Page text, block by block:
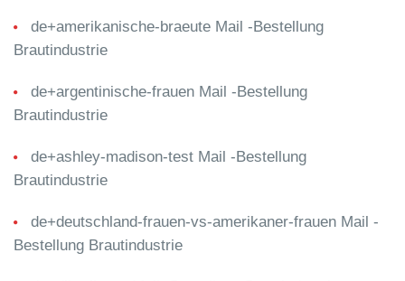
de+amerikanische-braeute Mail -Bestellung
Brautindustrie
de+argentinische-frauen Mail -Bestellung
Brautindustrie
de+ashley-madison-test Mail -Bestellung
Brautindustrie
de+deutschland-frauen-vs-amerikaner-frauen Mail -
Bestellung Brautindustrie